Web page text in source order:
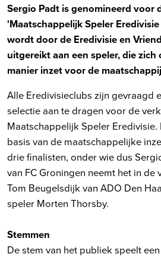
Sergio Padt is genomineerd voor
'Maatschappelijk Speler
wordt door de Eredivisie en
uitgereikt aan een speler, die
manier inzet voor de
Alle Eredivisieclubs zijn gevraagd
selectie aan te dragen voor de
Maatschappelijk Speler
basis van de maatschappelijke
drie finalisten, onder wie dus
van FC Groningen neemt het in de
Tom Beugelsdijk van ADO Den
speler Morten Thorsby.
Stemmen
De stem van het publiek speelt